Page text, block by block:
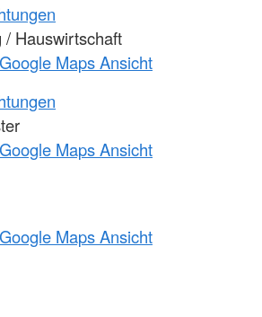
/ Hauswirtschaft
Maps Ansicht
Maps Ansicht
Maps Ansicht